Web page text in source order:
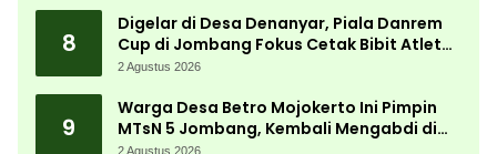
8
Digelar di Desa Denanyar, Piala Danrem
Cup di Jombang Fokus Cetak Bibit Atlet
Menembak Berprestasi
2 Agustus 2026
9
Warga Desa Betro Mojokerto Ini Pimpin
MTsN 5 Jombang, Kembali Mengabdi di
Almamater
2 Agustus 2026